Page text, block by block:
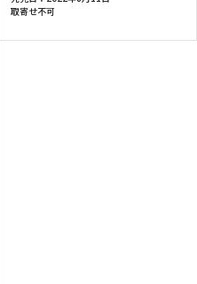
取寄せ不可